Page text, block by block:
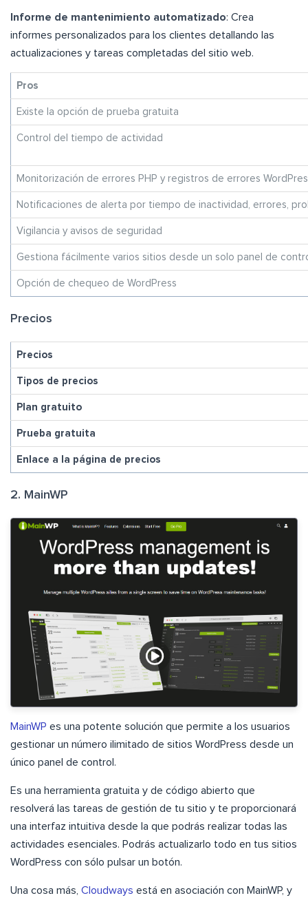
Informe de mantenimiento automatizado: Crea
informes personalizados para los clientes detallando las
actualizaciones y tareas completadas del sitio web.
Pros
Existe la opción de prueba gratuita
Control del tiempo de actividad
Monitorización de errores PHP y registros de errores
Notificaciones de alerta por tiempo de inactividad, errores,
Vigilancia y avisos de seguridad
Gestiona fácilmente varios sitios desde un solo panel de
Opción de chequeo de WordPress
Precios
Precios
Tipos de precios
Plan gratuito
Prueba gratuita
Enlace a la página de precios
2. MainWP
MainWP es una potente solución que permite a los usuarios
gestionar un número ilimitado de sitios WordPress desde un
único panel de control.
Es una herramienta gratuita y de código abierto que
resolverá las tareas de gestión de tu sitio y te proporcionará
una interfaz intuitiva desde la que podrás realizar todas las
actividades esenciales. Podrás actualizarlo todo en tus sitios
WordPress con sólo pulsar un botón.
Una cosa más, Cloudways está en asociación con MainWP, y